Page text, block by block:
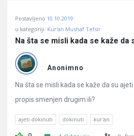
Učene
Latest
Pitanja
Postavljeno 10.10.2019
u kategoriji: Kur'an Mushaf Tefsir
Na šta se misli kada se kaže da
Anonimno
Na šta se misli kada se kaže da su
propis smenjen drugim ili?
ajeti dokinuti dokinuti kur'an